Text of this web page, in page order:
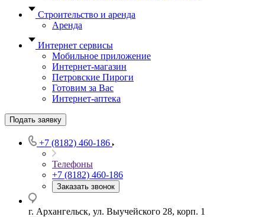
Строительство и аренда
Аренда
Интернет сервисы
Мобильное приложение
Интернет-магазин
Петровские Пироги
Готовим за Вас
Интернет-аптека
Подать заявку
+7 (8182) 460-186
Телефоны
+7 (8182) 460-186
Заказать звонок
г. Архангельск, ул. Выучейского 28, корп. 1